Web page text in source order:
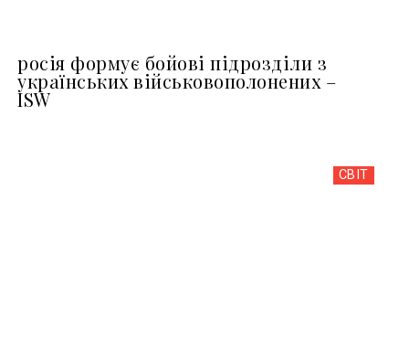
росія формує бойові підрозділи з
українських військовополонених –
ISW
СВІТ